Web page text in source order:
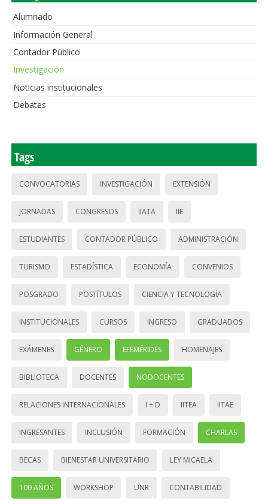
Alumnado
Información General
Contador Público
Investigación
Noticias institucionales
Debates
Tags
CONVOCATORIAS INVESTIGACIÓN EXTENSIÓN
JORNADAS CONGRESOS IIATA IIE
ESTUDIANTES CONTADOR PÚBLICO ADMINISTRACIÓN
TURISMO ESTADÍSTICA ECONOMÍA CONVENIOS
POSGRADO POSTÍTULOS CIENCIA Y TECNOLOGÍA
INSTITUCIONALES CURSOS INGRESO GRADUADOS
EXÁMENES GÉNERO EFEMÉRIDES HOMENAJES
BIBLIOTECA DOCENTES NODOCENTES
RELACIONES INTERNACIONALES I + D IITEA IITAE
INGRESANTES INCLUSIÓN FORMACIÓN CHARLAS
BECAS BIENESTAR UNIVERSITARIO LEY MICAELA
100 AÑOS WORKSHOP UNR CONTABILIDAD